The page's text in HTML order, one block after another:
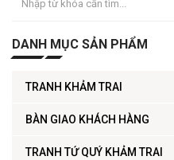
DANH MỤC SẢN PHẨM
TRANH KHẢM TRAI
BÀN GIAO KHÁCH HÀNG
TRANH TỨ QUÝ KHẢM TRAI